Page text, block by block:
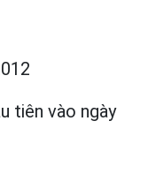
tiên vào ngày